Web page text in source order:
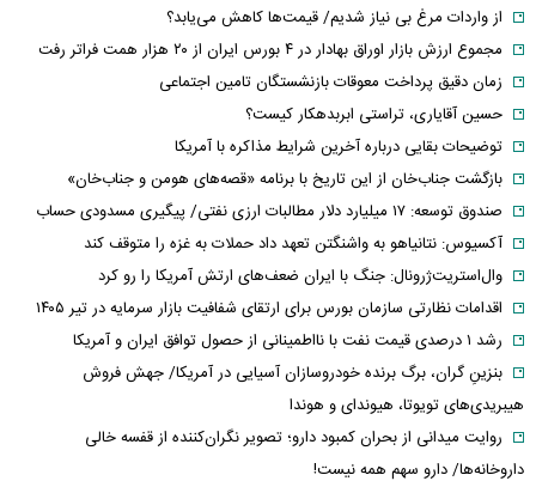
از واردات مرغ بی نیاز شدیم/ قیمت‌ها کاهش می‌یابد؟
مجموع ارزش بازار اوراق بهادار در ۴ بورس ایران از ۲۰ هزار همت فراتر رفت
زمان دقیق پرداخت معوقات بازنشستگان تامین اجتماعی
حسین آقایاری، تراستی ابربدهکار کیست؟
توضیحات بقایی درباره آخرین شرایط مذاکره با آمریکا
بازگشت جناب‌خان از این تاریخ با برنامه «قصه‌های هومن و جناب‌خان»
صندوق توسعه: ۱۷ میلیارد دلار مطالبات ارزی نفتی/ پیگیری مسدودی حساب
آکسیوس: نتانیاهو به واشنگتن تعهد داد حملات به غزه را متوقف کند
وال‌استریت‌ژرونال: جنگ با ایران ضعف‌های ارتش آمریکا را رو کرد
اقدامات نظارتی سازمان بورس برای ارتقای شفافیت بازار سرمایه در تیر ۱۴۰۵
رشد ۱ درصدی قیمت نفت با نااطمینانی از حصول توافق ایران و آمریکا
بنزینِ گران، برگ برنده خودروسازان آسیایی در آمریکا/ جهش فروش
هیبریدی‌های تویوتا، هیوندای و هوندا
روایت میدانی از بحران کمبود دارو؛ تصویر نگران‌کننده از قفسه خالی
داروخانه‌ها/ دارو سهم همه نیست!